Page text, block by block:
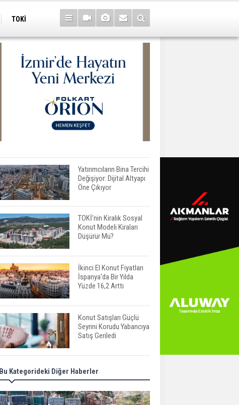
TOKİ
Yatırımcıların Bina Tercihi
Değişiyor: Dijital Altyapı
Öne Çıkıyor
TOKİ'nin Kiralık Sosyal
Konut Modeli Kiraları
Düşürür Mü?
İkinci El Konut Fiyatları
İspanya'da Bir Yılda
Yüzde 16,2 Arttı
Konut Satışları Güçlü
Seyrini Korudu Yabancıya
Satış Geriledi
ABD'de İnşaat
Harcamaları Geriledi
Bu Kategorideki Diğer Haberler